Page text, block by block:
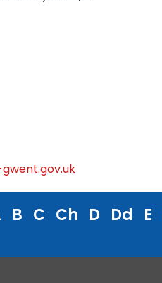
B C Ch D Dd E